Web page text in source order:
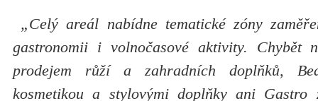
„Celý areál nabídne tematické zóny
gastronomii i volnočasové aktivity. Chybět
prodejem růží a zahradních doplňků,
kosmetikou a stylovými doplňky ani Gastro